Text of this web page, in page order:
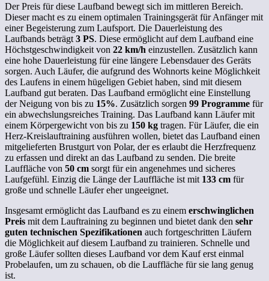
Der Preis für diese Laufband bewegt sich im mittleren Bereich.
Dieser macht es zu einem optimalen Trainingsgerät für Anfänger mit
einer Begeisterung zum Laufsport. Die Dauerleistung des
Laufbands beträgt 3 PS. Diese ermöglicht auf dem Laufband eine
Höchstgeschwindigkeit von 22 km/h einzustellen. Zusätzlich kann
eine hohe Dauerleistung für eine längere Lebensdauer des Geräts
sorgen. Auch Läufer, die aufgrund des Wohnorts keine Möglichkeit
des Laufens in einem hügeligen Gebiet haben, sind mit diesem
Laufband gut beraten. Das Laufband ermöglicht eine Einstellung
der Neigung von bis zu 15%. Zusätzlich sorgen 99 Programme für
ein abwechslungsreiches Training. Das Laufband kann Läufer mit
einem Körpergewicht von bis zu 150 kg tragen. Für Läufer, die ein
Herz-Kreislauftraining ausführen wollen, bietet das Laufband einen
mitgelieferten Brustgurt von Polar, der es erlaubt die Herzfrequenz
zu erfassen und direkt an das Laufband zu senden. Die breite
Lauffläche von 50 cm sorgt für ein angenehmes und sicheres
Laufgefühl. Einzig die Länge der Lauffläche ist mit 133 cm für
große und schnelle Läufer eher ungeeignet.
Insgesamt ermöglicht das Laufband es zu einem erschwinglichen
Preis mit dem Lauftraining zu beginnen und bietet dank den sehr
guten technischen Spezifikationen auch fortgeschritten Läufern
die Möglichkeit auf diesem Laufband zu trainieren. Schnelle und
große Läufer sollten dieses Laufband vor dem Kauf erst einmal
Probelaufen, um zu schauen, ob die Lauffläche für sie lang genug
ist.